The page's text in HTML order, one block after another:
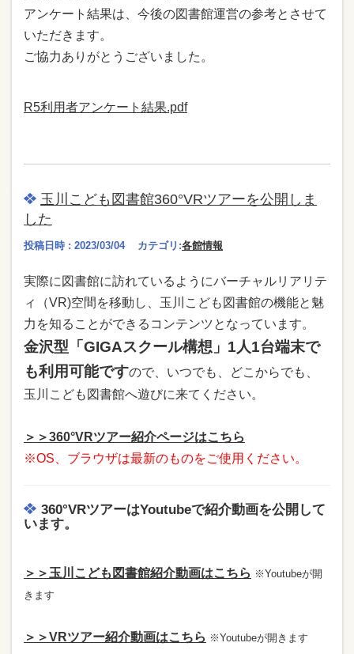
アンケート結果は、今後の図書館運営の参考とさせて
いただきます。
ご協⼒ありがとうございました。
R5利用者アンケート結果.pdf
玉川こども図書館360°VRツアーを公開しま
した
投稿日時 : 2023/03/04 カテゴリ:各館情報
実際に図書館に訪れているようにバーチャルリアリテ
ィ（VR)空間を移動し、玉川こども図書館の機能と魅
力を知ることができるコンテンツとなっています。
金沢型「GIGAスクール構想」1人1台端末で
も利用可能ですので、いつでも、どこからでも、
玉川こども図書館へ遊びに来てください。
＞＞360°VRツアー紹介ページはこちら
※OS、ブラウザは最新のものをご使用ください。
360°VRツアーはYoutubeで紹介動画を公開して
います。
＞＞玉川こども図書館紹介動画はこちら ※Youtubeが開
きます
＞＞VRツアー紹介動画はこちら ※Youtubeが開きます